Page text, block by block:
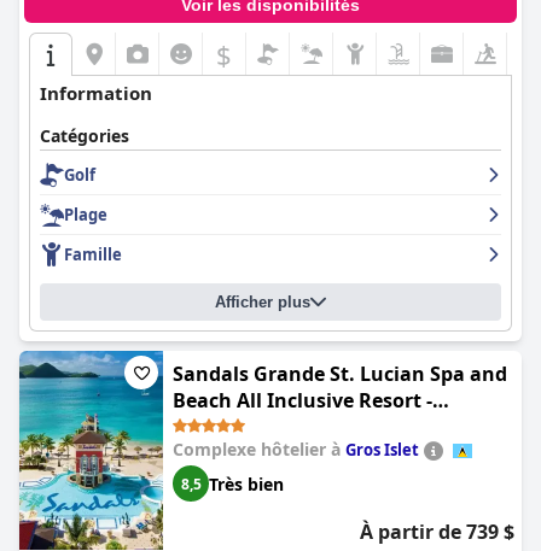
Voir les disponibilités
$
Information
Catégories
Golf
Plage
Famille
Afficher plus
Sandals Grande St. Lucian Spa and
Beach All Inclusive Resort -
Couples Only
Complexe hôtelier à Gros Islet
8,5 Très bien
À partir de 739 $